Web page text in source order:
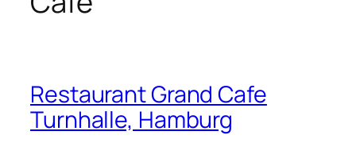
Restaurant Grand Cafe
Turnhalle, Hamburg